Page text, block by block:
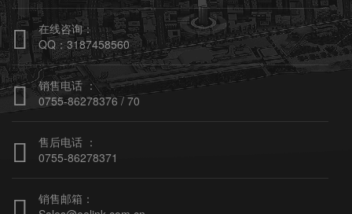

在线咨询：
QQ：3187458560

销售电话 ：
0755-86278376 / 70

售后电话 ：
0755-86278371
销售邮箱：